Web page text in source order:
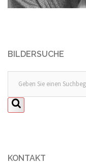
BILDERSUCHE
KONTAKT